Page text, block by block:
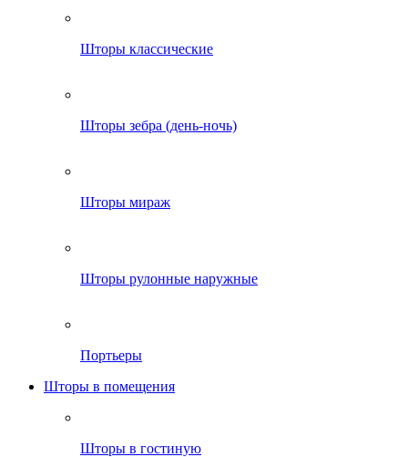
Шторы классические
Шторы зебра (день-ночь)
Шторы мираж
Шторы рулонные наружные
Портьеры
Шторы в помещения
Шторы в гостиную